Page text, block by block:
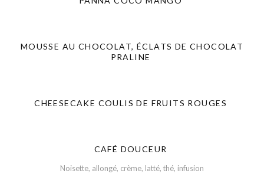
MOUSSE AU CHOCOLAT, ÉCLATS DE CHOCOLAT
PRALINE
CHEESECAKE COULIS DE FRUITS ROUGES
CAFÉ DOUCEUR
Noisette, allongé, crème, latté, thé, infusion